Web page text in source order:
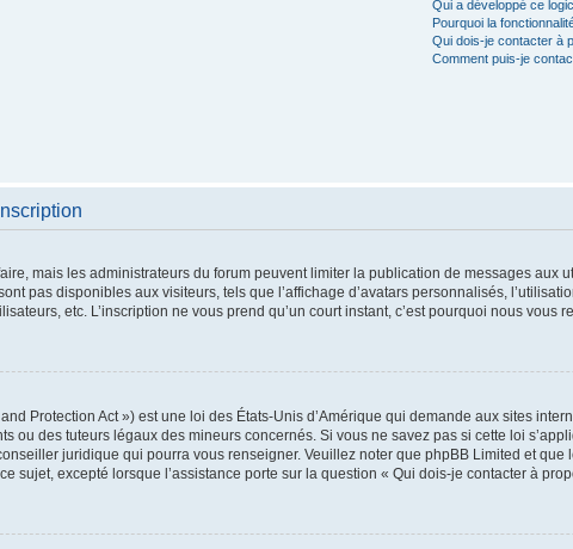
Qui a développé ce
Pourquoi la
Qui dois-je contacter à
Comment puis-je
mais les administrateurs du forum peuvent limiter la publication de messages
pas disponibles aux visiteurs, tels que l’affichage d’avatars personnalisés,
etc. L’inscription ne vous prend qu’un court instant, c’est pourquoi nous vous
Protection Act ») est une loi des États-Unis d’Amérique qui demande aux sites
ou des tuteurs légaux des mineurs concernés. Si vous ne savez pas si cette loi
juridique qui pourra vous renseigner. Veuillez noter que phpBB Limited et
sujet, excepté lorsque l’assistance porte sur la question « Qui dois-je contacter à